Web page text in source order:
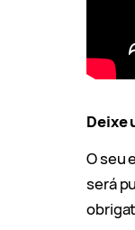
Deixe
O seu
será